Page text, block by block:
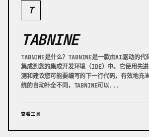
T
TABNINE
TABNINE是什么？TABNINE是一款由AI驱动的代
集成到您的集成开发环境（IDE）中。它使用先
测和建议您可能要编写的下一行代码，有效地充
统的自动补全不同，TABNINE可以...
查看工具